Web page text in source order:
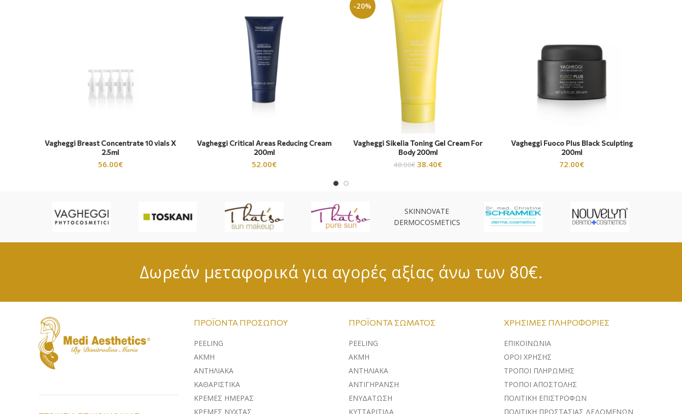
Vagheggi Breast Concentrate 10 vials X
2.5ml
56.00€
Vagheggi Critical Areas Reducing Cream
200ml
52.00€
-20%
Vagheggi Sikelia Toning Gel Cream For
Body 200ml
48.00€ 38.40€
Vagheggi Fuoco Plus Black Sculpting
200ml
72.00€
SKINNOVATE
DERMOCOSMETICS
Δωρεάν μεταφορικά για αγορές αξίας άνω των 80€.
ΠΡΟΪΌΝΤΑ ΠΡΟΣΏΠΟΥ
PEELING
ΑΚΜΗ
ΑΝΤΗΛΙΑΚA
ΚΑΘΑΡΙΣΤΙΚΑ
ΚΡΕΜΕΣ ΗΜΕΡΑΣ
ΚΡΕΜΕΣ ΝΥΧΤΑΣ
ΠΡΟΪΌΝΤΑ ΣΏΜΑΤΟΣ
PEELING
ΑΚΜΗ
ΑΝΤΗΛΙΑΚΑ
ΑΝΤΙΓΗΡΑΝΣΗ
ΕΝΥΔΑΤΩΣΗ
ΚΥΤΤΑΡΙΤΙΔΑ
ΧΡΉΣΙΜΕΣ ΠΛΗΡΟΦΟΡΊΕΣ
ΕΠΙΚΟΙΝΩΝΊΑ
ΌΡΟΙ ΧΡΉΣΗΣ
ΤΡΌΠΟΙ ΠΛΗΡΩΜΉΣ
ΤΡΌΠΟΙ ΑΠΟΣΤΟΛΉΣ
ΠΟΛΙΤΙΚΉ ΕΠΙΣΤΡΟΦΏΝ
ΠΟΛΙΤΙΚΉ ΠΡΟΣΤΑΣΊΑΣ ΔΕΔΟΜΈΝΩΝ